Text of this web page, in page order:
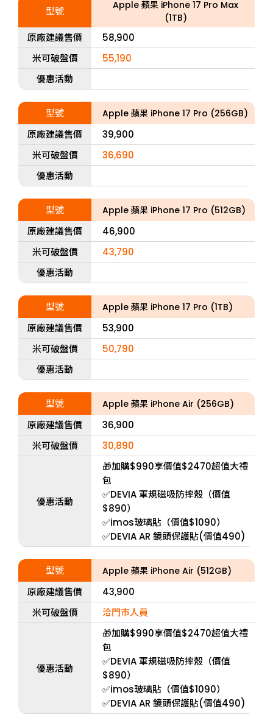
型號
Apple 蘋果 iPhone 17 Pro Max
(1TB)
原廠建議售價
58,900
米可破盤價
55,190
優惠活動
型號 Apple 蘋果 iPhone 17 Pro (256GB)
原廠建議售價
39,900
米可破盤價
36,690
優惠活動
型號 Apple 蘋果 iPhone 17 Pro (512GB)
原廠建議售價
46,900
米可破盤價
43,790
優惠活動
型號 Apple 蘋果 iPhone 17 Pro (1TB)
原廠建議售價
53,900
米可破盤價
50,790
優惠活動
型號 Apple 蘋果 iPhone Air (256GB)
原廠建議售價
36,900
米可破盤價
30,890
優惠活動
🎁加購$990享價值$2470超值大禮
包
✅DEVIA 軍規磁吸防摔殼（價值
$890）
✅imos玻璃貼（價值$1090）
✅DEVIA AR 鏡頭保護貼(價值490)
型號 Apple 蘋果 iPhone Air (512GB)
原廠建議售價
43,900
米可破盤價
洽門市人員
優惠活動
🎁加購$990享價值$2470超值大禮
包
✅DEVIA 軍規磁吸防摔殼（價值
$890）
✅imos玻璃貼（價值$1090）
✅DEVIA AR 鏡頭保護貼(價值490)